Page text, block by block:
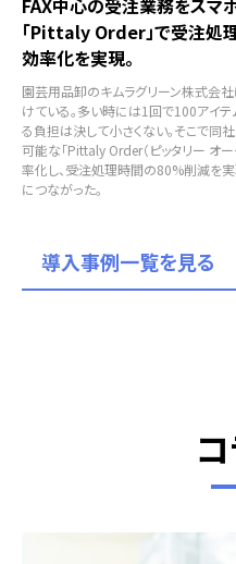
「Pittaly Order」で受注処
効率化を実現。
園芸用品卸のキムラグリーン株式会
けている。多い時には1回で100アイ
る負担は決して小さくない。そこで同
可能な「Pittaly Order（ピッタリー オ
率化し、受注処理時間の80%削減を
につながった。
導入事例一覧を見る